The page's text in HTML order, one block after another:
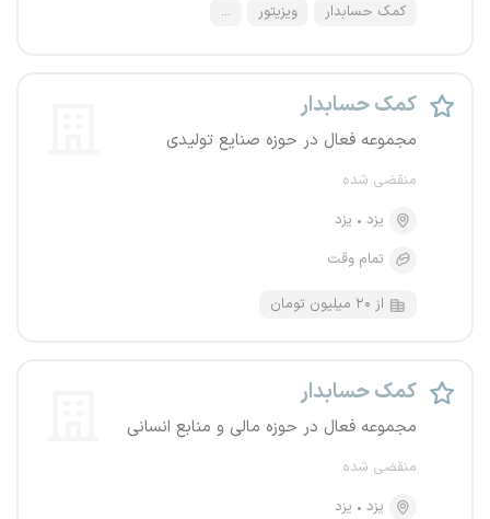
کمک حسابدار ویزیتور ...
کمک حسابدار
مجموعه فعال در حوزه صنایع تولیدی
منقضی شده
یزد
یزد
تمام وقت
از ۲۰ میلیون تومان
کمک حسابدار
مجموعه فعال در حوزه مالی و منابع انسانی
منقضی شده
یزد
یزد